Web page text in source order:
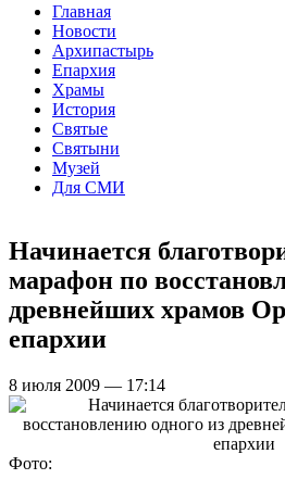
Главная
Новости
Архипастырь
Епархия
Храмы
История
Святые
Святыни
Музей
Для СМИ
Начинается
марафон по
древнейших храмов
епархии
8 июля 2009 — 17:14
Фото: